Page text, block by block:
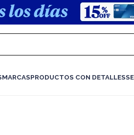
MARCASPRODUCTOS CON DETALLES